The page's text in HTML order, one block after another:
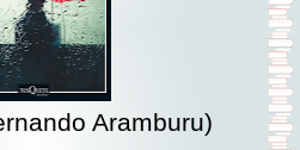
Aramburu)